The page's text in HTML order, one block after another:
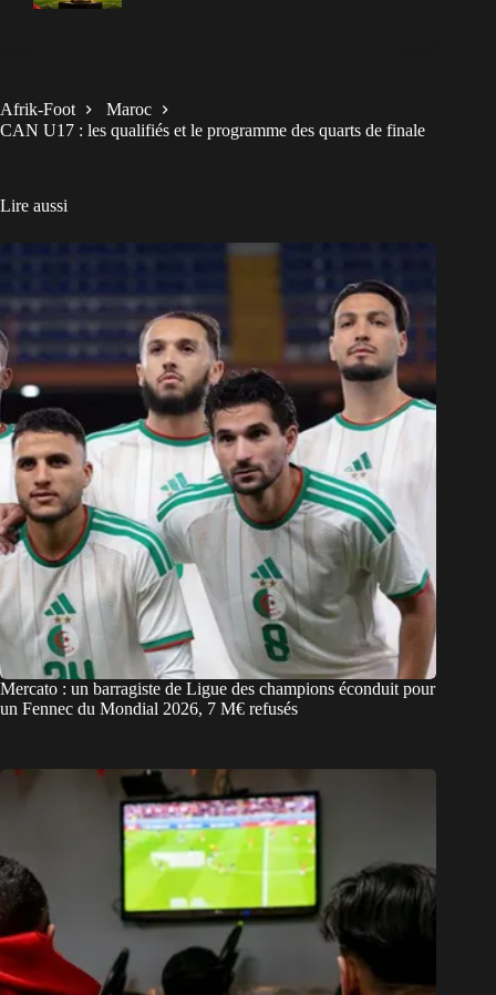
Afrik-Foot
Maroc
CAN U17 : les qualifiés et le programme des quarts de finale
Lire aussi
Mercato : un barragiste de Ligue des champions éconduit pour
un Fennec du Mondial 2026, 7 M€ refusés